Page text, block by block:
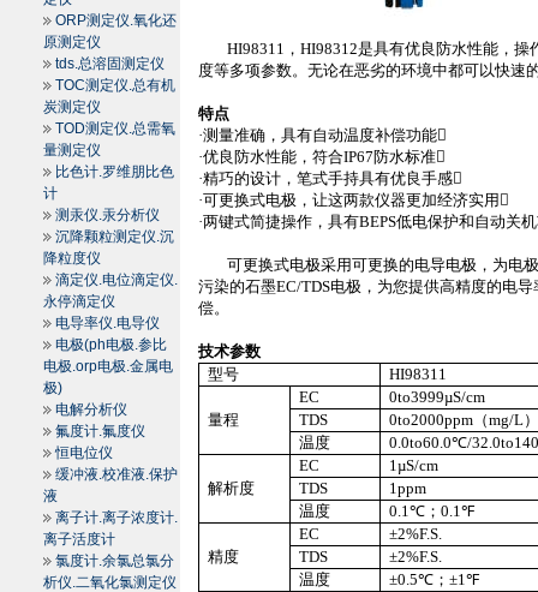
ORP测定仪.氧化还
原测定仪
tds.总溶固测定仪
TOC测定仪.总有机
炭测定仪
TOD测定仪.总需氧
量测定仪
比色计.罗维朋比色
计
测汞仪.汞分析仪
沉降颗粒测定仪.沉
降粒度仪
滴定仪.电位滴定仪.
永停滴定仪
电导率仪.电导仪
电极(ph电极.参比
电极.orp电极.金属电
极)
电解分析仪
氟度计.氟度仪
恒电位仪
缓冲液.校准液.保护
液
离子计.离子浓度计.
离子活度计
氯度计.余氯总氯分
析仪.二氧化氯测定仪
HI98311 ，HI98312是具有优良防水性能，操
度等多项参数。无论在恶劣的环境中都可以快速
特点
·测量准确，具有自动温度补偿功能
·优良防水性能，符合IP67防水标准
·精巧的设计，笔式手持具有优良手感
·可更换式电极，让这两款仪器更加经济实用
·两键式简捷操作，具有BEPS低电保护和自动关
可更换式电极采用可更换的电导电极，为电
污染的石墨EC/TDS电极，为您提供高精度的电
偿。
技术参数
型号
HI98311
量程
EC
0to3999µS/cm
TDS
0to2000ppm （mg/L
温度
0.0to60.0℃/32.0to
解析度
EC
1µS/cm
TDS
1ppm
温度
0.1℃ ；0.1℉
精度
EC
±2%F.S.
TDS
±2%F.S.
温度
±0.5℃ ；±1℉